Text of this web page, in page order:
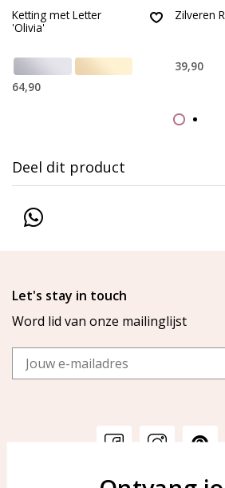
Ketting met Letter
'Olivia'
64,90
Zilveren
39,90
Deel dit product
Let's stay in touch
Word lid van onze mailinglijst
Email